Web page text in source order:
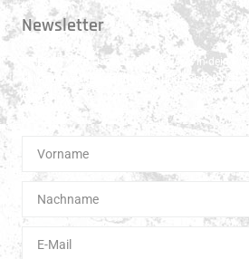
Newsletter
Erhalte 1x pro Quartal unsere News in dein
teilen wir gerne Spannendes und Lehrreiches
Boxen.